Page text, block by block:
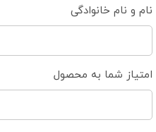
نام و نام خانوادگی
امتیاز شما به محصول